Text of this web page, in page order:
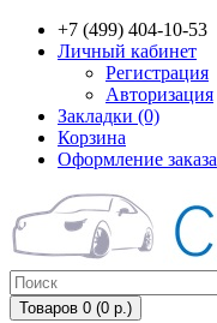
+7 (499) 404-10-53
Личный кабинет
Регистрация
Авторизация
Закладки (0)
Корзина
Оформление заказа
Товаров 0 (0 р.)